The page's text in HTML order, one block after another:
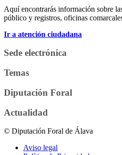
Aquí encontrarás información sobre
público y registros, oficinas
Ir a atención ciudadana
Sede electrónica
Temas
Diputación Foral
Actualidad
© Diputación Foral de Álava
Aviso legal